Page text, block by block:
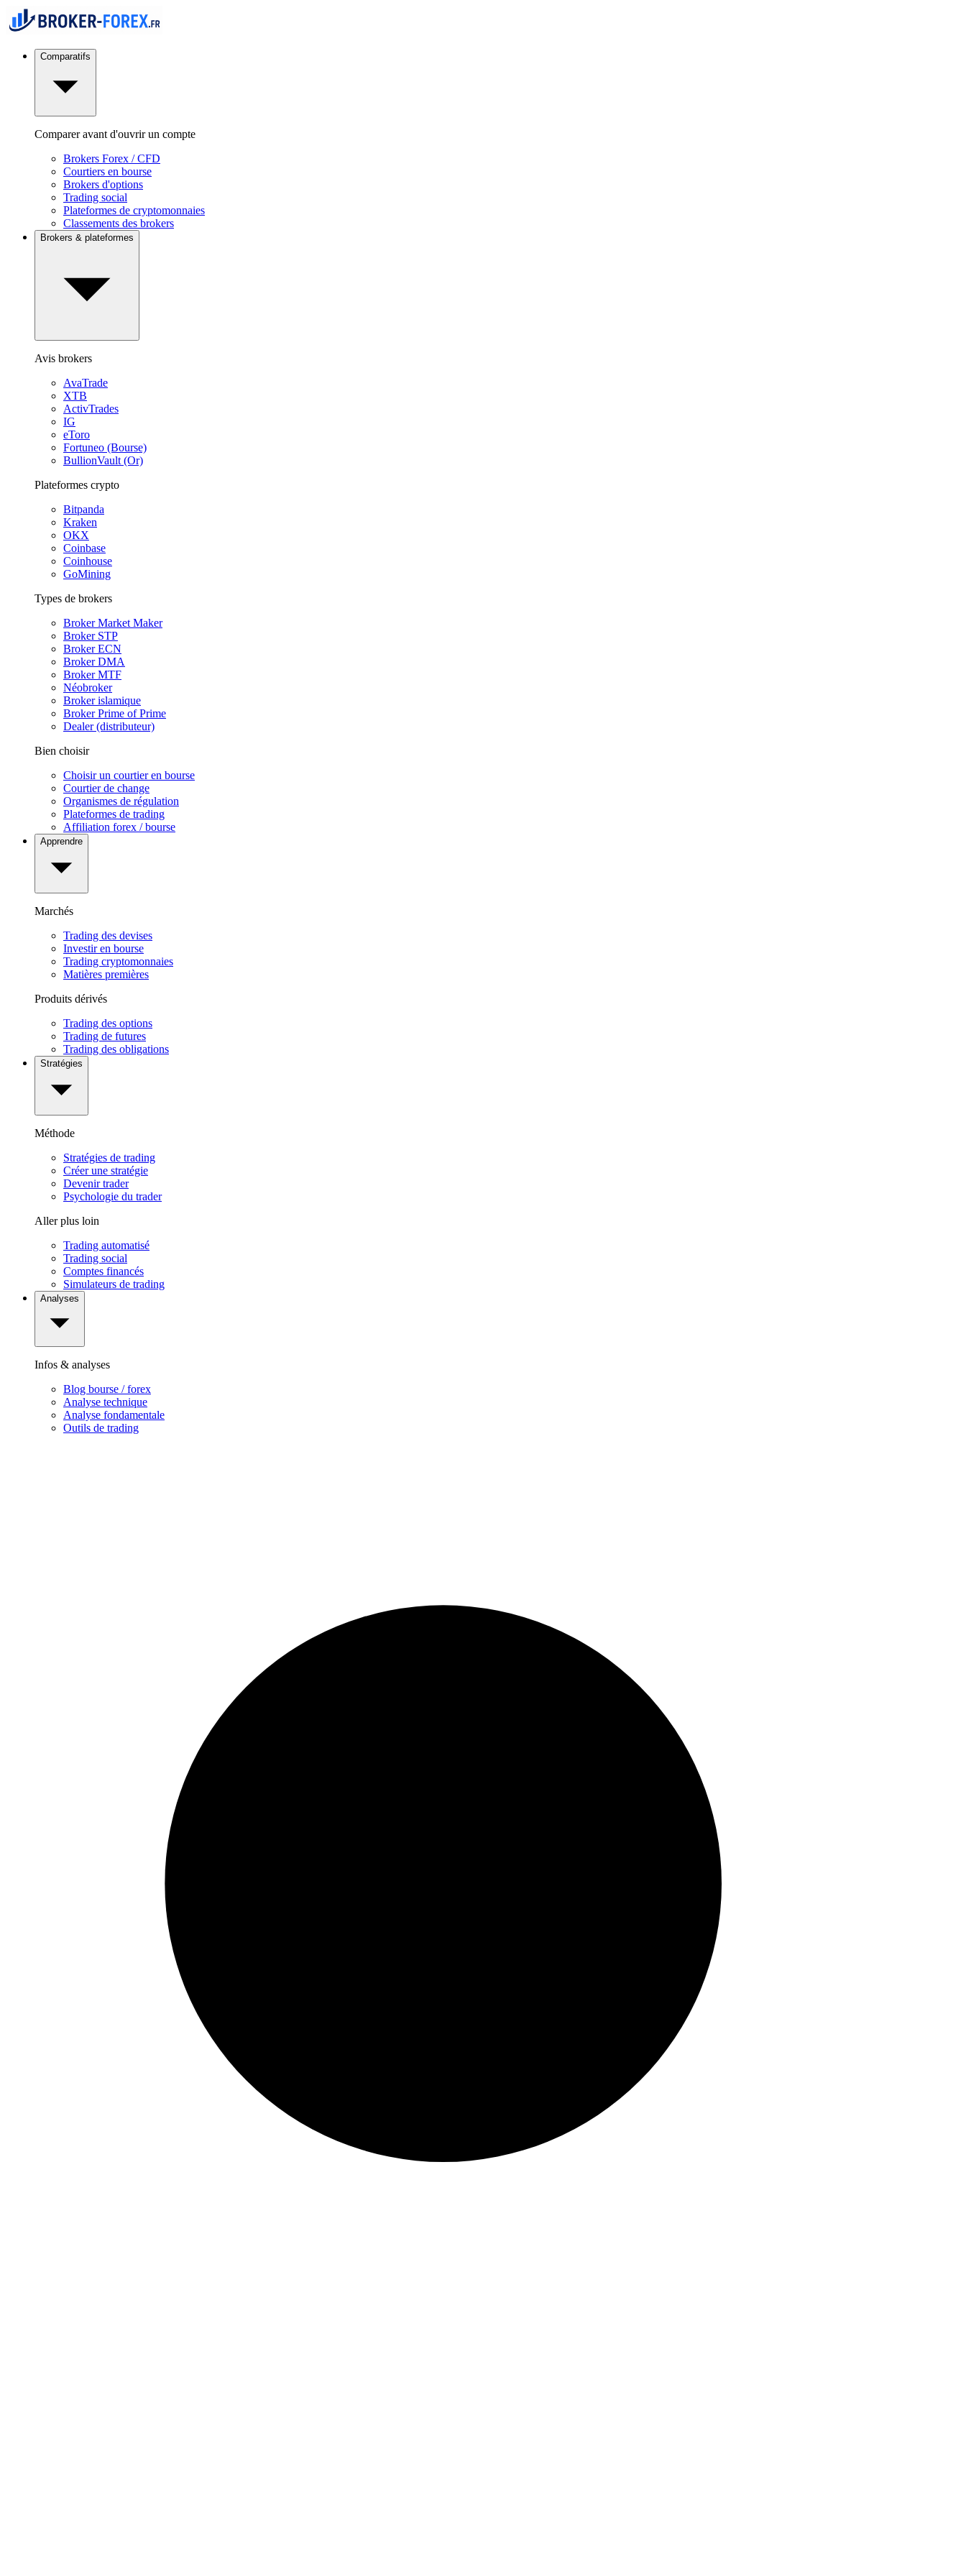
Comparatifs
Comparer avant d'ouvrir un compte
Brokers Forex / CFD
Courtiers en bourse
Brokers d'options
Trading social
Plateformes de cryptomonnaies
Classements des brokers
Brokers & plateformes
Avis brokers
AvaTrade
XTB
ActivTrades
IG
eToro
Fortuneo (Bourse)
BullionVault (Or)
Plateformes crypto
Bitpanda
Kraken
OKX
Coinbase
Coinhouse
GoMining
Types de brokers
Broker Market Maker
Broker STP
Broker ECN
Broker DMA
Broker MTF
Néobroker
Broker islamique
Broker Prime of Prime
Dealer (distributeur)
Bien choisir
Choisir un courtier en bourse
Courtier de change
Organismes de régulation
Plateformes de trading
Affiliation forex / bourse
Apprendre
Marchés
Trading des devises
Investir en bourse
Trading cryptomonnaies
Matières premières
Produits dérivés
Trading des options
Trading de futures
Trading des obligations
Stratégies
Méthode
Stratégies de trading
Créer une stratégie
Devenir trader
Psychologie du trader
Aller plus loin
Trading automatisé
Trading social
Comptes financés
Simulateurs de trading
Analyses
Infos & analyses
Blog bourse / forex
Analyse technique
Analyse fondamentale
Outils de trading